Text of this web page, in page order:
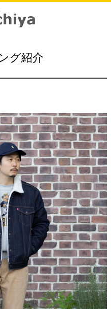
グ紹介